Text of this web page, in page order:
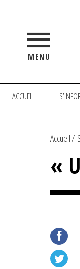
MENU
ACCUEIL
Accueil
«